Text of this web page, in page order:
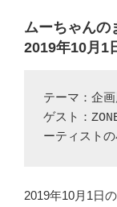
ムーちゃんの
2019年10月1
テーマ：企
ゲスト：
ーティスト
2019年10月1日